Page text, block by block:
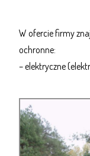
W ofercie firmy
ochronne:
– elektryczne